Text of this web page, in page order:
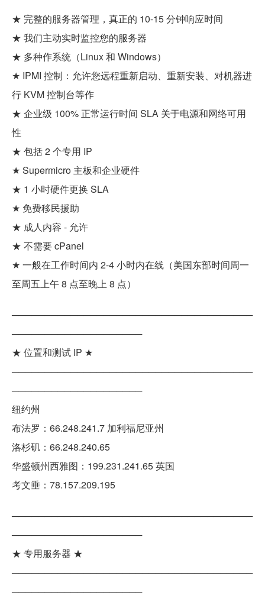
★ 完整的服务器管理，真正的 10-15 分钟响应时间
★ 我们主动实时监控您的服务器
★ 多种作系统（Linux 和 Windows）
★ IPMI 控制：允许您远程重新启动、重新安装、对机器进
行 KVM 控制台等作
★ 企业级 100% 正常运行时间 SLA 关于电源和网络可用
性
★ 包括 2 个专用 IP
★ Supermicro 主板和企业硬件
★ 1 小时硬件更换 SLA
★ 免费移民援助
★ 成人内容 - 允许
★ 不需要 cPanel
★ 一般在工作时间内 2-4 小时内在线（美国东部时间周一
至周五上午 8 点至晚上 8 点）
─────────────────────────────────────
────────────────────
★ 位置和测试 IP ★
─────────────────────────────────────
────────────────────
纽约州
布法罗：66.248.241.7 加利福尼亚州
洛杉矶：66.248.240.65
华盛顿州西雅图：199.231.241.65 英国
考文垂：78.157.209.195
─────────────────────────────────────
────────────────────
★ 专用服务器 ★
─────────────────────────────────────
────────────────────